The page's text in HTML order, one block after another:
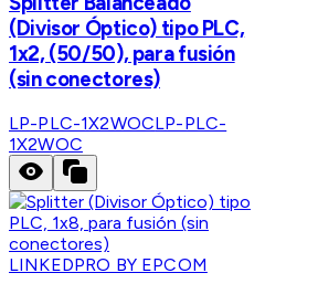
(Divisor Óptico) tipo PLC,
1x2, (50/50), para fusión
(sin conectores)
LP-PLC-1X2WOCLP-PLC-
1X2WOC
LINKEDPRO BY EPCOM